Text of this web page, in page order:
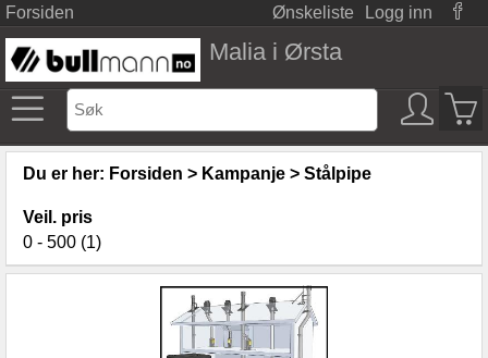
Forsiden Ønskeliste Logg inn
Malia i Ørsta
Du er her: Forsiden > Kampanje > Stålpipe
Veil. pris
0 - 500 (1)